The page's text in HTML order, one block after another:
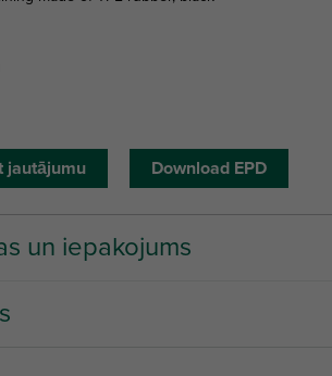
jautājumu Download EPD
un iepakojums